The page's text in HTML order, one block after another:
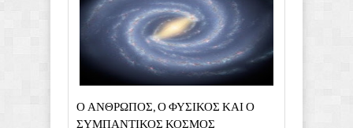
Ο ΑΝΘΡΩΠΟΣ, Ο ΦΥΣΙΚΟΣ ΚΑΙ Ο
ΣΥΜΠΑΝΤΙΚΟΣ ΚΟΣΜΟΣ